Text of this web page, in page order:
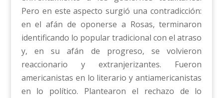
Pero en este aspecto surgió una contradicción:
en el afán de oponerse a Rosas, terminaron
identificando lo popular tradicional con el atraso
y, en su afán de progreso, se volvieron
reaccionario y extranjerizantes. Fueron
americanistas en lo literario y antiamericanistas
en lo político. Plantearon el rechazo de lo